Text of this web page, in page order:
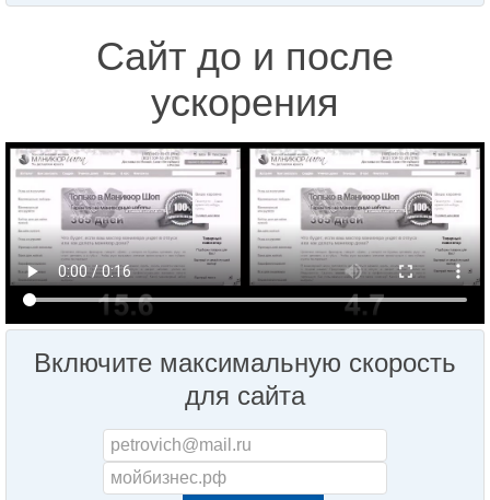
Сайт до и после
ускорения
Включите максимальную скорость
для сайта